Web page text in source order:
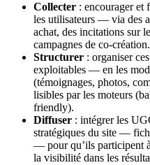
Collecter : encourager et
les utilisateurs — via des
achat, des incitations sur
campagnes de co-création.
Structurer : organiser
exploitables — en les
(témoignages, photos,
lisibles par les moteurs
friendly).
Diffuser : intégrer les
stratégiques du site —
— pour qu’ils participent
la visibilité dans les